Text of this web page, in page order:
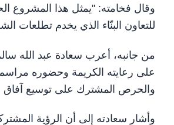
وقال فخامته: "يمثل هذا المشروع
للتعاون البنّاء الذي يخدم تطلعات
من جانبه، أعرب سعادة عبد الله
على رعايته الكريمة وحضوره مراسم
والحرص المشترك على توسيع آفاق
وأشار سعادته إلى أن الرؤية